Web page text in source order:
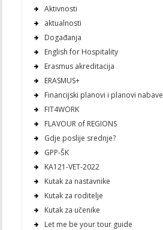
Aktivnosti
aktualnosti
Događanja
English for Hospitality
Erasmus akreditacija
ERASMUS+
Financijski planovi i planovi nabave
FIT4WORK
FLAVOUR of REGIONS
Gdje poslije srednje?
GPP-ŠK
KA121-VET-2022
Kutak za nastavnike
Kutak za roditelje
Kutak za učenike
Let me be your tour guide